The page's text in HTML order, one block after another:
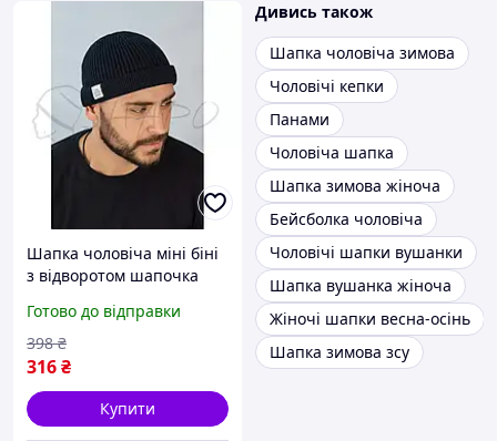
Шапка чоловіча міні біні
з відворотом шапочка
Braxton 5506 Джинс
Готово до відправки
316₴
398 ₴
Купити
Дивись також
Шапка чоловіча зимова
Чоловічі кепки
Панами
Чоловіча шапка
Шапка зимова жіноча
Бейсболка чоловіча
Чоловічі шапки вушанки
Шапка вушанка жіноча
Жіночі шапки весна-осінь
Шапка зимова зсу